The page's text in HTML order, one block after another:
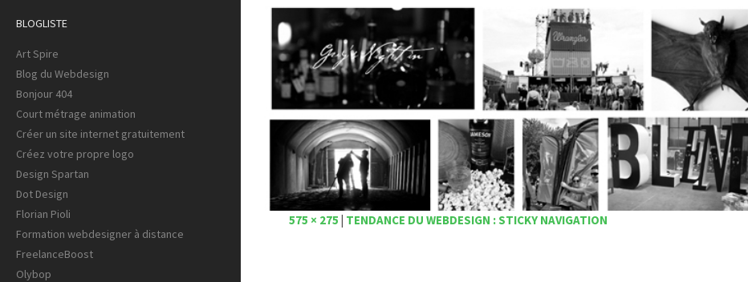
BLOGLISTE
Art Spire
Blog du Webdesign
Bonjour 404
Court métrage animation
Créer un site internet gratuitement
Créez votre propre logo
Design Spartan
Dot Design
Florian Pioli
Formation webdesigner à distance
FreelanceBoost
Olybop
575 × 275 | TENDANCE DU WEBDESIGN : STICKY NAVIGATION